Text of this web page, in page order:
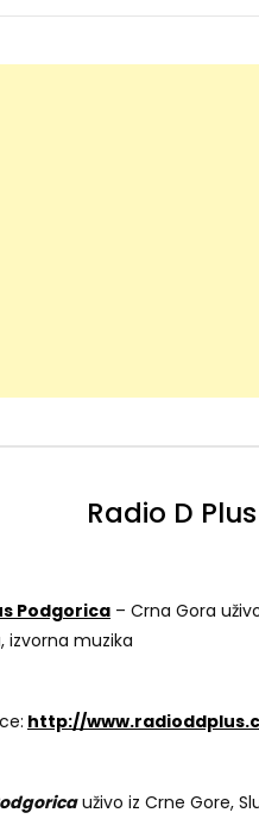
Radio D
Podgorica – Crna Gora
izvorna muzika
http://
uživo iz Crne Gore,